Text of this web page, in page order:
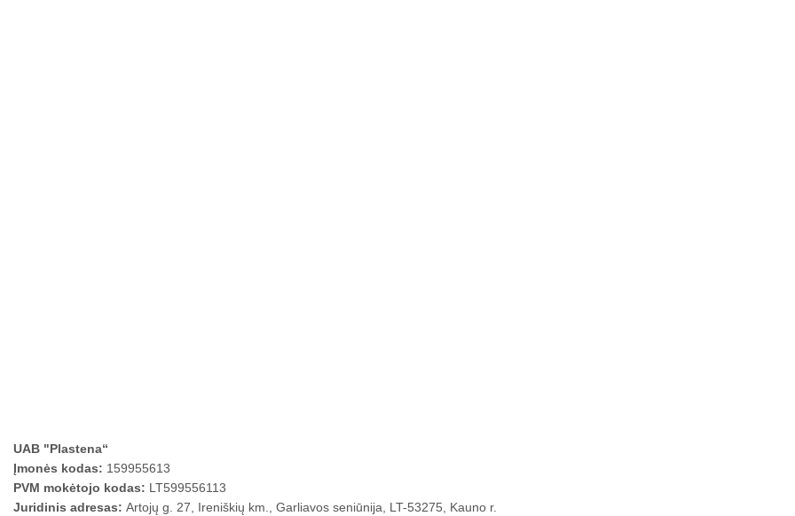
UAB "Plastena“
Įmonės kodas: 159955613
PVM mokėtojo kodas: LT599556113
Juridinis adresas: Artojų g. 27, Ireniškių km., Garliavos seniūnija, LT-53275, Kauno r.